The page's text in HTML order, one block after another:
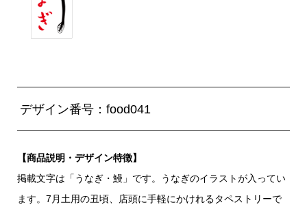
デザイン番号：food041
【商品説明・デザイン特徴】
掲載文字は「うなぎ・鰻」です。うなぎのイラストが入ってい
ます。7月土用の丑頃、店頭に手軽にかけれるタペストリーで